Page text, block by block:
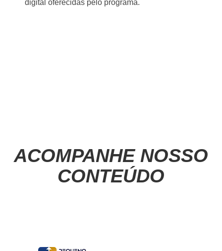
digital oferecidas pelo programa.
ACOMPANHE NOSSO
CONTEÚDO